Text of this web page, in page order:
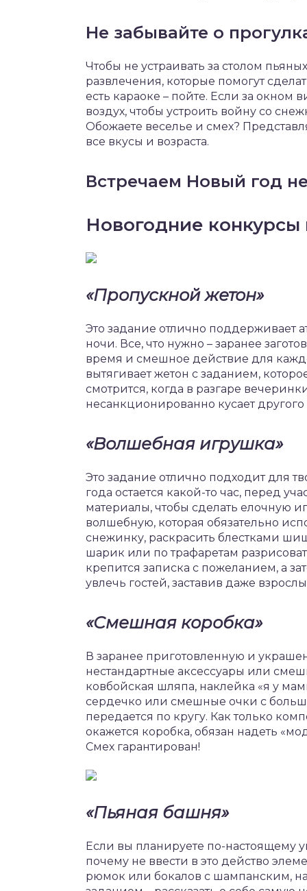
Не забывайте о
Чтобы не устраивать за столом
развлечения, которые помогут
есть караоке – пойте. Если за
воздух, чтобы устроить войну со
Обожаете веселье и смех?
все вкусы и возраста.
Встречаем Новый год
Новогодние конкурсы
«Пропускной жетон»
Это задание отлично поддерживает
ночи. Все, что нужно – заранее
время и смешное действие для
вытягивает жетон с заданием,
смотрится, когда в разгаре
несанкционированно кусает другого
«Волшебная игрушка»
Это задание отлично подходит для
года остается какой-то час, перед
материалы, чтобы сделать елочную
волшебную, которая обязательно
снежинку, раскрасить блестками
шарик или по трафаретам
крепится записка с пожеланием, а
увлечь гостей, заставив даже
«Смешная коробка»
В заранее приготовленную и
нестандартные аксессуары или
ковбойская шляпа, наклейка «я у
сердечко или смешные очки с
передается по кругу. Как только
окажется коробка, обязан надеть
Смех гарантирован!
«Пьяная башня»
Если вы планируете по-настоящему
почему не ввести в это действо
рюмок или бокалов с шампанским,